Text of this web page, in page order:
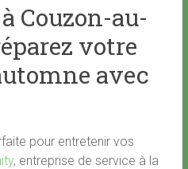
Couzon-au-
votre
avec
pour entretenir vos
, entreprise de service à la